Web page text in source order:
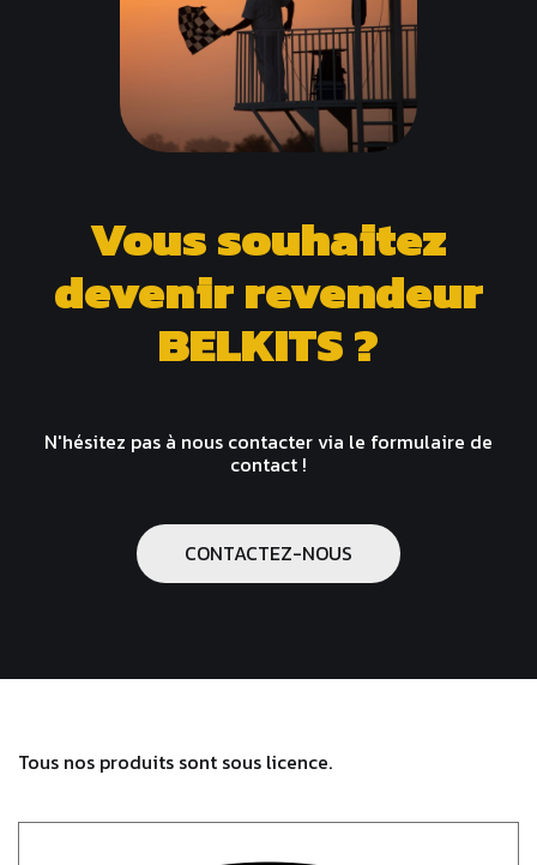
Vous souhaitez
devenir revendeur
BELKITS ?
N'hésitez pas à nous contacter via le formulaire de
contact !
CONTACTEZ-NOUS
Tous nos produits sont sous licence.